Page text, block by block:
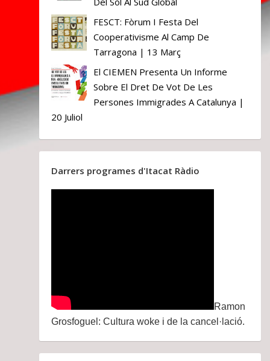
FESCT: Fòrum I Festa Del
Cooperativisme Al Camp De
Tarragona | 13 Març
El CIEMEN Presenta Un Informe
Sobre El Dret De Vot De Les
Persones Immigrades A Catalunya |
20 Juliol
Darrers programes d'Itacat Ràdio
Ramon
Grosfoguel: Cultura woke i de la cancel·lació.